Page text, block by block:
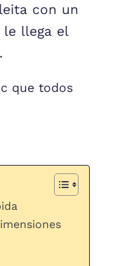
con un
le llega el
que todos